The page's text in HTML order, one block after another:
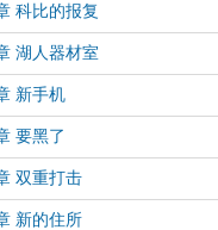
科比的报复
湖人器材室
新手机
要黑了
双重打击
新的住所